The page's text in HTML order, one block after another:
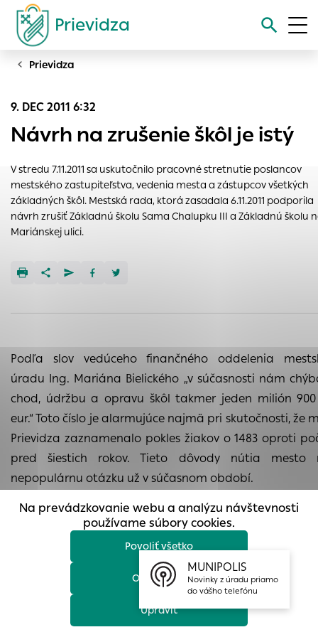
Prievidza
Vyhľadávanie
Prievidza
9. DEC 2011 6:32
Návrh na zrušenie škôl je istý
V stredu 7.11.2011 sa uskutočnilo pracovné stretnutie poslancov
mestského zastupiteľstva, vedenia mesta a zástupcov všetkých
základných škôl. Mestská rada, ktorá zasadala 6.11.2011 podporila
návrh zrušiť Základnú školu Sama Chalupku III a Základnú školu
Mariánskej ulici.
Podľa slov vedúceho finančného oddelenia
úradu Ing. Mariána Bielického „v súčasnosti nám
chod, údržbu a opravu škôl takmer jeden milión
eur.“ Toto číslo je alarmujúce najmä pri skutočnosti, že
Prievidza zaznamenalo pokles žiakov o 1483 oproti
pred šiestich rokov. Tieto dôvody nútia mesto
nepopulárnu otázku už v súčasnom období.
vyjadriť všetci poslanci mestského
predstavitelia dotknutých škôl, ako aj riaditelia škôl,
sa optimalizácia školstva nedotýka. Za zmienku
skutočnosť, že na stretnutie prišli nasledovní poslanci :
Mgr. art. Anton Bakyta, Ing. Branislav Bucák, Gabriel Čauder,
Na prevádzkovanie webu a analýzu návštevnosti
používame súbory cookies.
Povoliť všetko
Odmietnuť
Upraviť
Nastavenie cookies
ukladať informácie o vašej aktivite a preferenciách.
Používajú sa napríklad k tomu, aby si webový prehliadač
zapamätoval Vaše prihlásenie alebo aby sa uložila Vaša
voľba v tomto okne.
Vyberte úroveň cookies, ktorú chcete povoliť
Technické súbory cookie sú pre prevádzku nevyhnutné a
umožňujú základné funkcie, ako je navigácia na stránke a
Analytické cookies pomáhajú prevádzkovateľovi stránok
pochopiť, ako návštevníci stránok stránku používajú, aby
mohol stránky optimalizovať a ponúknuť im lepšiu
skúsenosť. Všetky dáta sa zbierajú anonymne a nie je
možné ich spojiť s konkrétnou osobou.
Povoliť všetko
Uložiť nastavenia
Viac informácií
MUNIPOLIS
Novinky z úradu priamo
do vášho telefónu